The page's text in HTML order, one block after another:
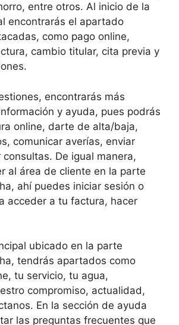
entre otros. Al inicio de la
encontrarás el apartado
como pago online,
cambio titular, cita previa y
encontrarás más
y ayuda, pues podrás
online, darte de alta/baja,
comunicar averías, enviar
consultas. De igual manera,
al área de cliente en la parte
ahí puedes iniciar sesión o
acceder a tu factura, hacer
ubicado en la parte
tendrás apartados como
tu servicio, tu agua,
compromiso, actualidad,
En la sección de ayuda
las preguntas frecuentes que